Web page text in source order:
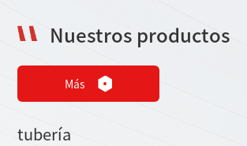
Nuestros productos
Más
tubería